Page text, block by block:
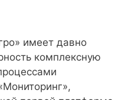
имеет давно
комплексную